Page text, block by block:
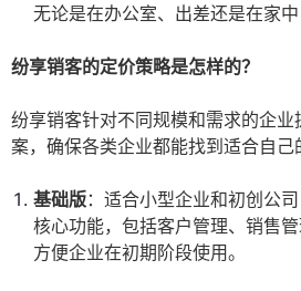
无论是在办公室、出差还是在家中
纷享销客的定价策略是怎样的？
纷享销客针对不同规模和需求的企业
案，确保各类企业都能找到适合自己
基础版：适合小型企业和初创公
核心功能，包括客户管理、销售管
方便企业在初期阶段使用。